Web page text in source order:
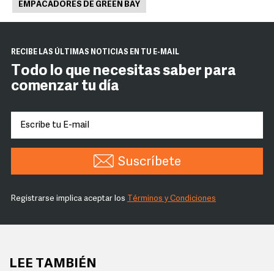
EMPACADORES DE GREEN BAY
RECIBE LAS ÚLTIMAS NOTICIAS EN TU E-MAIL
Todo lo que necesitas saber para
comenzar tu día
Suscríbete
Registrarse implica aceptar los Términos y Condiciones
LEE TAMBIÉN